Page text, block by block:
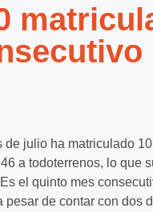
de julio ha matriculado
a todoterrenos, lo que
el quinto mes
de contar con dos